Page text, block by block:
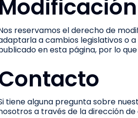
reservamos el derecho de
a cambios legislativos o
en esta página, por lo
tiene alguna pregunta sobre
a través de la dirección